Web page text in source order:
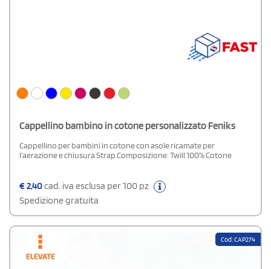
Cappellino bambino in cotone personalizzato Feniks
Cappellino per bambini in cotone con asole ricamate per
l'aerazione e chiusura Strap.Composizione: Twill 100% Cotone
€2,40cad. iva esclusa per 100 pz
Spedizione gratuita
Cod: CAP274